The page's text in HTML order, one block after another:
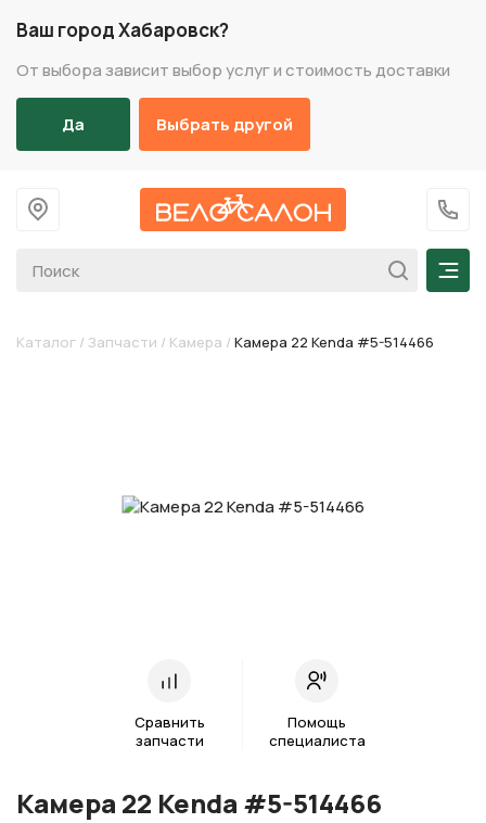
Ваш город Хабаровск?
От выбора зависит выбор услуг и стоимость доставки
Да Выбрать другой
На главную
+7
Каталог / Запчасти / Камера / Камера 22 Kenda #5-514466
Сравнить
запчасти
Помощь
специалиста
Камера 22 Kenda #5-514466